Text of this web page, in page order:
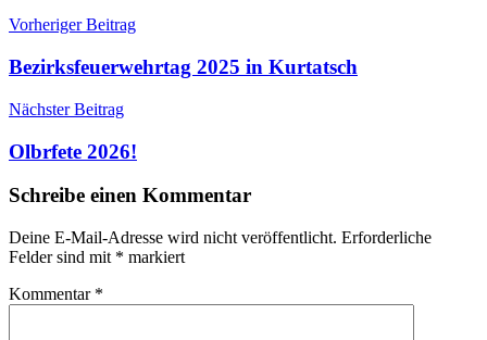
Veranstaltungen
Beitragsnavigation
Vorheriger Beitrag
Bezirksfeuerwehrtag 2025 in Kurtatsch
Nächster Beitrag
Olbrfete 2026!
Schreibe einen Kommentar
Deine E-Mail-Adresse wird nicht veröffentlicht. Erforderliche
Felder sind mit * markiert
Kommentar *